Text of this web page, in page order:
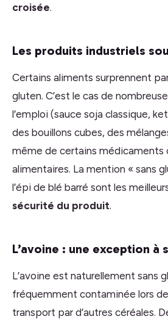
croisée.
Les produits industriels
Certains aliments surprennent
gluten. C’est le cas de
l’emploi (sauce soja classique,
des bouillons cubes, des
même de certains médicaments
alimentaires. La mention « sans
l’épi de blé barré sont les
sécurité du produit.
L’avoine : une exception à
L’avoine est naturellement sans
fréquemment contaminée lors
transport par d’autres céréales.